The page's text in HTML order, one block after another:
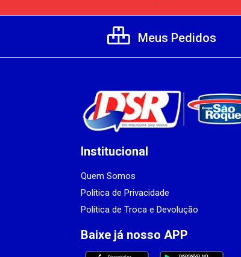
Meus Pedidos
Institucional
Quem Somos
Política de Privacidade
Política de Troca e Devolução
Baixe já nosso APP